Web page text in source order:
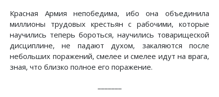
Красная Армия непобедима, ибо она объединила
миллионы трудовых крестьян с рабочими, которые
научились теперь бороться, научились товарищеской
дисциплине, не падают духом, закаляются после
небольших поражений, смелее и смелее идут на врага,
зная, что близко полное его поражение.